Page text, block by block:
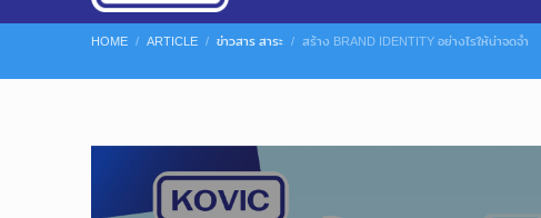
HOME ARTICLE ข่าวสาร สาระ สร้าง BRAND IDENTITY อย่างไรให้น่าจดจำ